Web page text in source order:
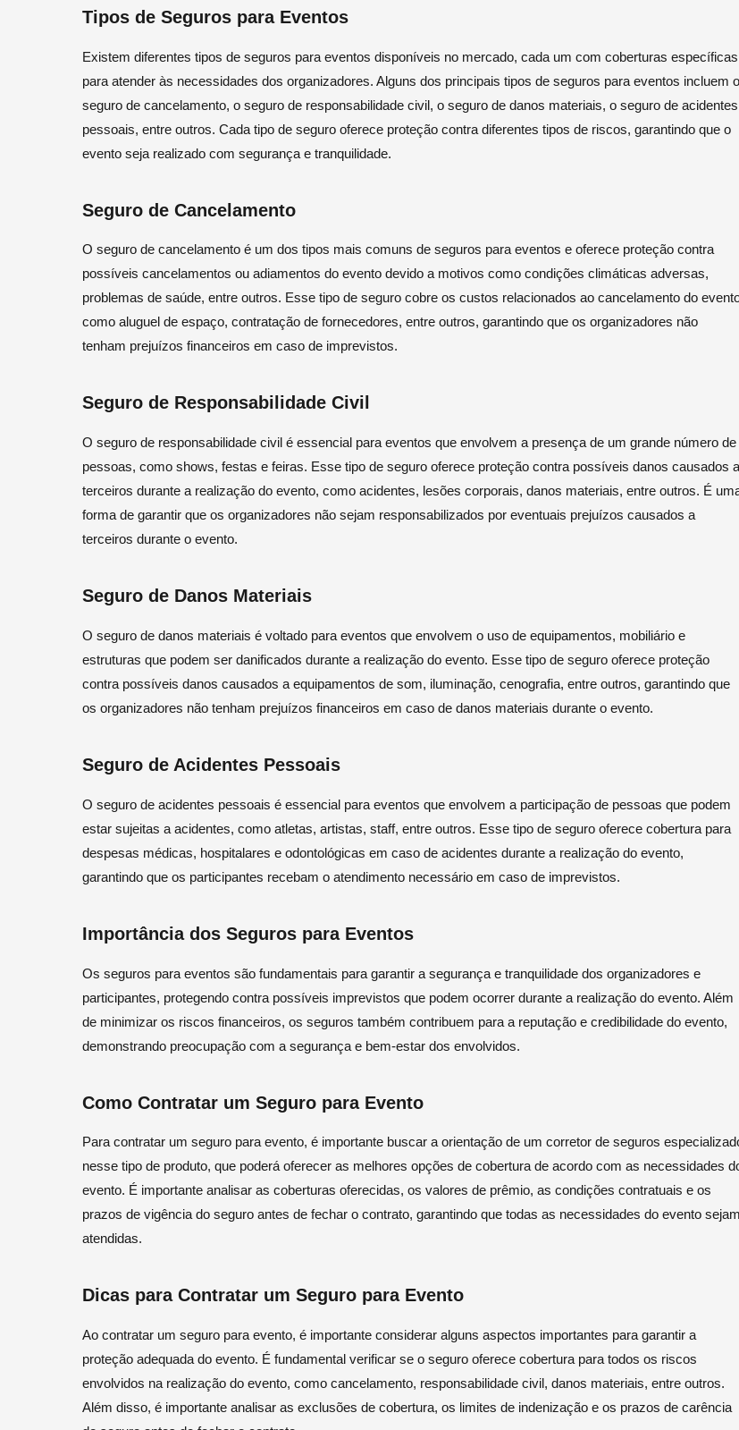
Tipos de Seguros para Eventos
Existem diferentes tipos de seguros para eventos disponíveis no mercado, cada um com coberturas específicas
para atender às necessidades dos organizadores. Alguns dos principais tipos de seguros para eventos incluem o
seguro de cancelamento, o seguro de responsabilidade civil, o seguro de danos materiais, o seguro de acidentes
pessoais, entre outros. Cada tipo de seguro oferece proteção contra diferentes tipos de riscos, garantindo que o
evento seja realizado com segurança e tranquilidade.
Seguro de Cancelamento
O seguro de cancelamento é um dos tipos mais comuns de seguros para eventos e oferece proteção contra
possíveis cancelamentos ou adiamentos do evento devido a motivos como condições climáticas adversas,
problemas de saúde, entre outros. Esse tipo de seguro cobre os custos relacionados ao cancelamento do
como aluguel de espaço, contratação de fornecedores, entre outros, garantindo que os organizadores não
tenham prejuízos financeiros em caso de imprevistos.
Seguro de Responsabilidade Civil
O seguro de responsabilidade civil é essencial para eventos que envolvem a presença de um grande número de
pessoas, como shows, festas e feiras. Esse tipo de seguro oferece proteção contra possíveis danos causados a
terceiros durante a realização do evento, como acidentes, lesões corporais, danos materiais, entre outros. É
forma de garantir que os organizadores não sejam responsabilizados por eventuais prejuízos causados a
terceiros durante o evento.
Seguro de Danos Materiais
O seguro de danos materiais é voltado para eventos que envolvem o uso de equipamentos, mobiliário e
estruturas que podem ser danificados durante a realização do evento. Esse tipo de seguro oferece proteção
contra possíveis danos causados a equipamentos de som, iluminação, cenografia, entre outros, garantindo que
os organizadores não tenham prejuízos financeiros em caso de danos materiais durante o evento.
Seguro de Acidentes Pessoais
O seguro de acidentes pessoais é essencial para eventos que envolvem a participação de pessoas que podem
estar sujeitas a acidentes, como atletas, artistas, staff, entre outros. Esse tipo de seguro oferece cobertura para
despesas médicas, hospitalares e odontológicas em caso de acidentes durante a realização do evento,
garantindo que os participantes recebam o atendimento necessário em caso de imprevistos.
Importância dos Seguros para Eventos
Os seguros para eventos são fundamentais para garantir a segurança e tranquilidade dos organizadores e
participantes, protegendo contra possíveis imprevistos que podem ocorrer durante a realização do evento. Além
de minimizar os riscos financeiros, os seguros também contribuem para a reputação e credibilidade do evento,
demonstrando preocupação com a segurança e bem-estar dos envolvidos.
Como Contratar um Seguro para Evento
Para contratar um seguro para evento, é importante buscar a orientação de um corretor de seguros
nesse tipo de produto, que poderá oferecer as melhores opções de cobertura de acordo com as necessidades
evento. É importante analisar as coberturas oferecidas, os valores de prêmio, as condições contratuais e os
prazos de vigência do seguro antes de fechar o contrato, garantindo que todas as necessidades do evento sejam
atendidas.
Dicas para Contratar um Seguro para Evento
Ao contratar um seguro para evento, é importante considerar alguns aspectos importantes para garantir a
proteção adequada do evento. É fundamental verificar se o seguro oferece cobertura para todos os riscos
envolvidos na realização do evento, como cancelamento, responsabilidade civil, danos materiais, entre outros.
Além disso, é importante analisar as exclusões de cobertura, os limites de indenização e os prazos de carência